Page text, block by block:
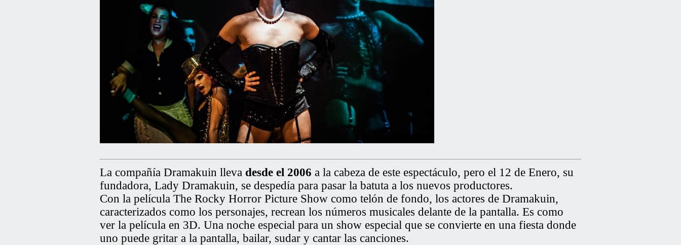
La compañía Dramakuin lleva desde el 2006 a la cabeza de este espectáculo, pero el 12 de Enero, su
fundadora, Lady Dramakuin, se despedía para pasar la batuta a los nuevos productores.
Con la película The Rocky Horror Picture Show como telón de fondo, los actores de Dramakuin,
caracterizados como los personajes, recrean los números musicales delante de la pantalla. Es como
ver la película en 3D. Una noche especial para un show especial que se convierte en una fiesta donde
uno puede gritar a la pantalla, bailar, sudar y cantar las canciones.